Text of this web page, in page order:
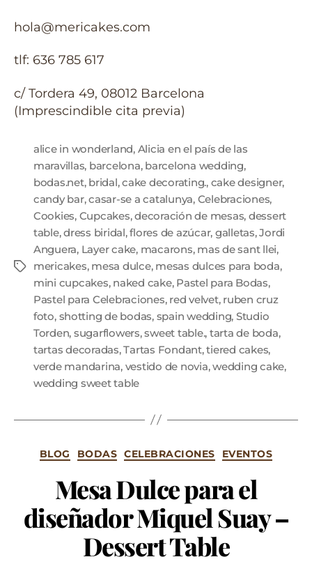
hola@mericakes.com
tlf: 636 785 617
c/ Tordera 49, 08012 Barcelona
(Imprescindible cita previa)
alice in wonderland, Alicia en el país de las
maravillas, barcelona, barcelona wedding,
bodas.net, bridal,cake decorating., cake designer,
candy bar,casar-se a catalunya, Celebraciones,
Cookies, Cupcakes,decoración de mesas, dessert
table,dress biridal,flores de azúcar, galletas,Jordi
Anguera, Layer cake, macarons, mas de sant llei,
mericakes, mesa dulce, mesas dulces para boda,
mini cupcakes, naked cake, Pastel para Bodas,
Pastel para Celebraciones, red velvet, ruben cruz
foto, shotting de bodas, spain wedding, Studio
Torden, sugarflowers,sweet table., tarta de boda,
tartas decoradas,Tartas Fondant,tiered cakes,
verde mandarina, vestido de novia,wedding cake,
wedding sweet table
BLOG BODAS CELEBRACIONES EVENTOS
Mesa Dulce para el
diseñador Miquel Suay –
Dessert Table